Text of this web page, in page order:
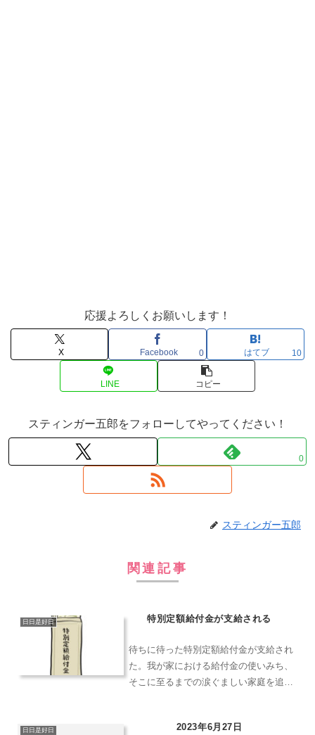
応援よろしくお願いします！
X Facebook 0 はてブ 10
LINE コピー
スティンガー五郎をフォローしてやってください！
0
スティンガー五郎
関連記事
日日是好日 特別定額給付金が支給される
待ちに待った特別定額給付金が支給され
た。我が家における給付金の使いみち、
そこに至るまでの涙ぐましい家庭を追っ
日日是好日 2023年6月27日